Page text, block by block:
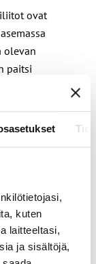
kuten
laitteeltasi,
ja sisältöjä,
ovat
olevan
paitsi
sekä
lisäämällä
vaaleja